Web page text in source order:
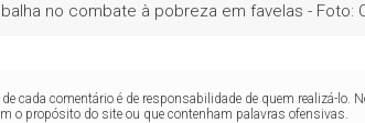
no combate à pobreza em favelas - Foto:
cada comentário é de responsabilidade de quem realizá-lo.
o propósito do site ou que contenham palavras ofensivas.